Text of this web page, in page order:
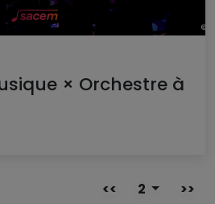
× Orchestre à
<< 2
>>